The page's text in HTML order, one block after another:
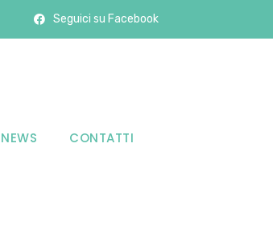
Seguici su Facebook
NEWS CONTATTI